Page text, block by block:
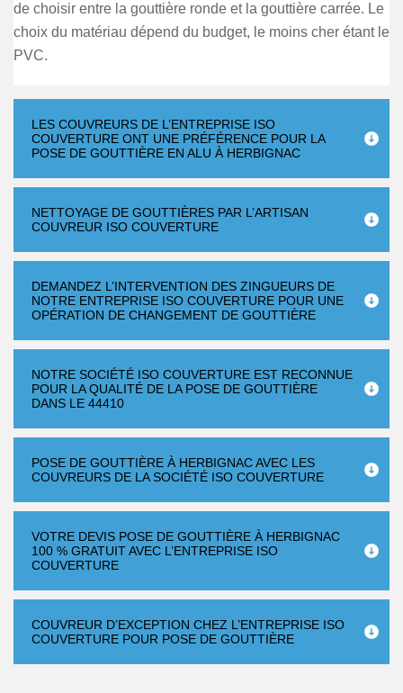
de choisir entre la gouttière ronde et la gouttière carrée. Le
choix du matériau dépend du budget, le moins cher étant le
PVC.
LES COUVREURS DE L’ENTREPRISE ISO
COUVERTURE ONT UNE PRÉFÉRENCE POUR LA
POSE DE GOUTTIÈRE EN ALU À HERBIGNAC
NETTOYAGE DE GOUTTIÈRES PAR L’ARTISAN
COUVREUR ISO COUVERTURE
DEMANDEZ L’INTERVENTION DES ZINGUEURS DE
NOTRE ENTREPRISE ISO COUVERTURE POUR UNE
OPÉRATION DE CHANGEMENT DE GOUTTIÈRE
NOTRE SOCIÉTÉ ISO COUVERTURE EST RECONNUE
POUR LA QUALITÉ DE LA POSE DE GOUTTIÈRE
DANS LE 44410
POSE DE GOUTTIÈRE À HERBIGNAC AVEC LES
COUVREURS DE LA SOCIÉTÉ ISO COUVERTURE
VOTRE DEVIS POSE DE GOUTTIÈRE À HERBIGNAC
100 % GRATUIT AVEC L’ENTREPRISE ISO
COUVERTURE
COUVREUR D’EXCEPTION CHEZ L’ENTREPRISE ISO
COUVERTURE POUR POSE DE GOUTTIÈRE